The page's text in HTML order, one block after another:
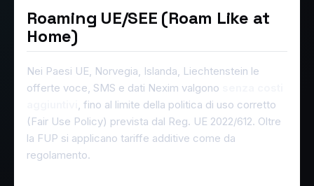
Roaming UE/SEE (Roam Like at
Home)
Nei Paesi UE, Norvegia, Islanda, Liechtenstein le
offerte voce, SMS e dati Nexim valgono
, fino al limite della politica di uso corretto
(Fair Use Policy) prevista dal Reg. UE 2022/612. Oltre
la FUP si applicano tariffe additive come da
regolamento.